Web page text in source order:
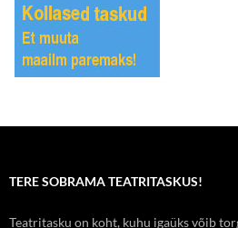
TERE SOBRAMA TEATRITASKUS!
Teatritasku on koht, kuhu igaüks võib